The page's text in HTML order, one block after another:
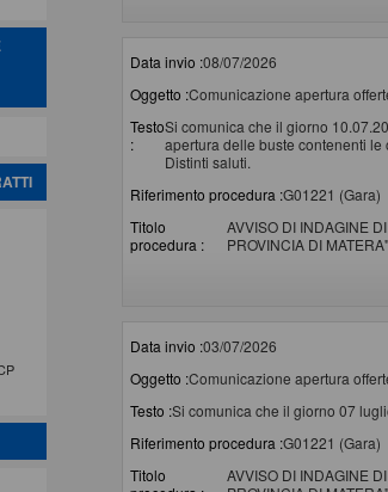
Data invio :08/07/2026
Oggetto :Comunicazione apertura
Testo
:
Si comunica che il giorno
apertura delle buste contenenti
Distinti saluti.
Riferimento procedura :G01221 (Gara)
Titolo
procedura :
AVVISO DI INDAGINE
PROVINCIA DI MATERA"
Data invio :03/07/2026
Oggetto :Comunicazione apertura
Testo :Si comunica che il giorno 07
Riferimento procedura :G01221 (Gara)
Titolo
AVVISO DI INDAGINE